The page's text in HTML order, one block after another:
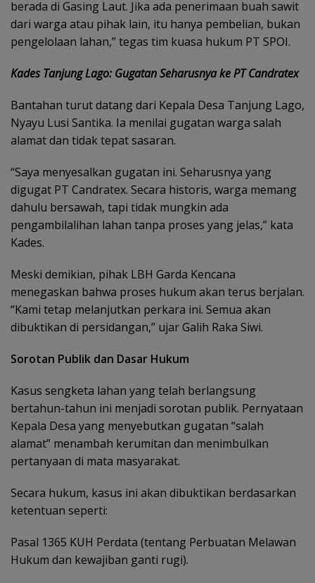
berada di Gasing Laut. Jika ada penerimaan buah sawit
dari warga atau pihak lain, itu hanya pembelian, bukan
pengelolaan lahan,” tegas tim kuasa hukum PT SPOI.
Kades Tanjung Lago: Gugatan Seharusnya ke PT Candratex
Bantahan turut datang dari Kepala Desa Tanjung Lago,
Nyayu Lusi Santika. Ia menilai gugatan warga salah
alamat dan tidak tepat sasaran.
“Saya menyesalkan gugatan ini. Seharusnya yang
digugat PT Candratex. Secara historis, warga memang
dahulu bersawah, tapi tidak mungkin ada
pengambilalihan lahan tanpa proses yang jelas,” kata
Kades.
Meski demikian, pihak LBH Garda Kencana
menegaskan bahwa proses hukum akan terus berjalan.
“Kami tetap melanjutkan perkara ini. Semua akan
dibuktikan di persidangan,” ujar Galih Raka Siwi.
Sorotan Publik dan Dasar Hukum
Kasus sengketa lahan yang telah berlangsung
bertahun-tahun ini menjadi sorotan publik. Pernyataan
Kepala Desa yang menyebutkan gugatan “salah
alamat” menambah kerumitan dan menimbulkan
pertanyaan di mata masyarakat.
Secara hukum, kasus ini akan dibuktikan berdasarkan
ketentuan seperti:
Pasal 1365 KUH Perdata (tentang Perbuatan Melawan
Hukum dan kewajiban ganti rugi).